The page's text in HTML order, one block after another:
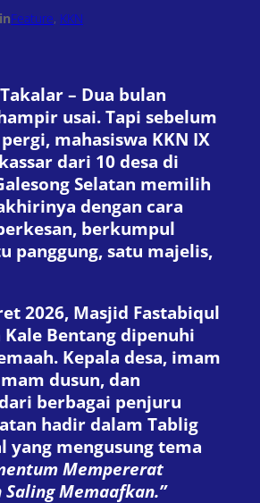
inFeature, KKN
– Dua bulan
usai. Tapi sebelum
mahasiswa KKN IX
dari 10 desa di
Selatan memilih
dengan cara
berkumpul
panggung, satu majelis,
2026, Masjid Fastabiqul
Kale Bentang dipenuhi
Kepala desa, imam
dusun, dan
berbagai penjuru
hadir dalam Tablig
yang mengusung tema
Mempererat
Saling Memaafkan.”